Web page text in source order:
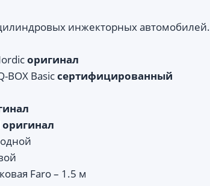
инжекторных автомобилей.
оригинал
BOX Basicсертифицированный
оригинал
Faro – 1.5 м